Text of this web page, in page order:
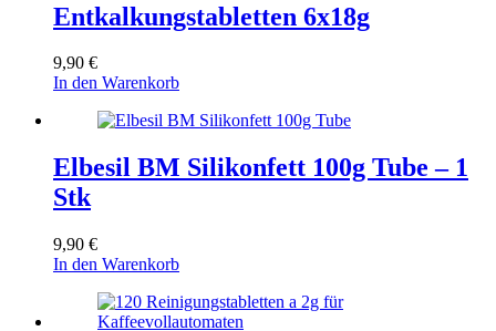
Entkalkungstabletten 6x18g
9,90 €
In den Warenkorb
Elbesil BM Silikonfett 100g Tube – 1
Stk
9,90 €
In den Warenkorb